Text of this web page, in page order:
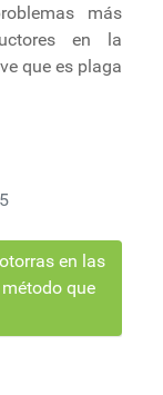
más
en la
que es plaga
en las
que